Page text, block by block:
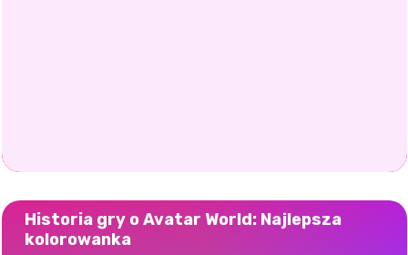
Historia gry o Avatar World: Najlepsza
kolorowanka